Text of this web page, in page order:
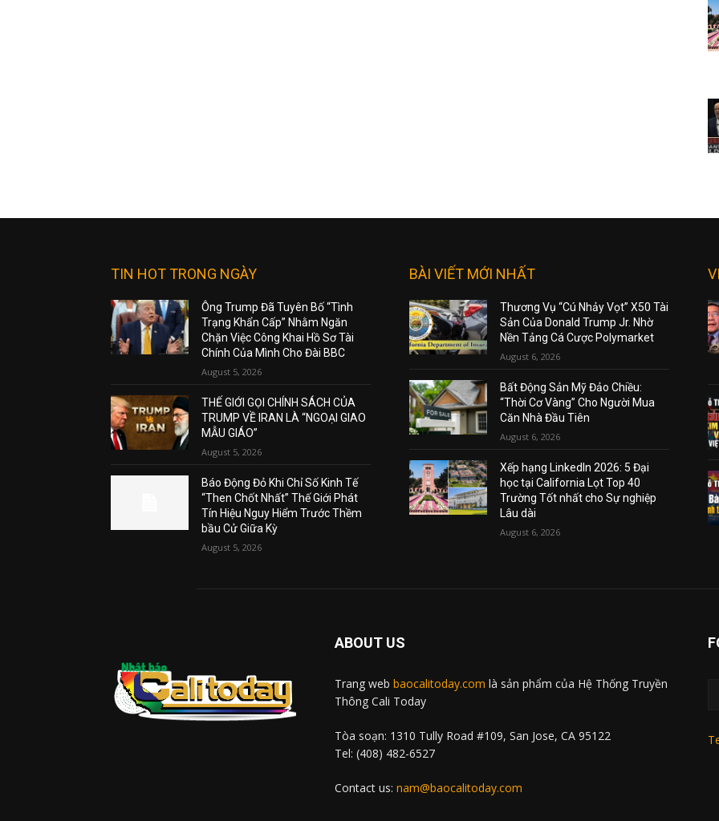
TIN HOT TRONG NGÀY
Ông Trump Đã Tuyên Bố “Tình
Trạng Khẩn Cấp” Nhằm Ngăn
Chặn Việc Công Khai Hồ Sơ Tài
Chính Của Mình Cho Đài BBC
August 5, 2026
THẾ GIỚI GỌI CHÍNH SÁCH CỦA
TRUMP VỀ IRAN LÀ “NGOẠI GIAO
MẪU GIÁO”
August 5, 2026
Báo Động Đỏ Khi Chỉ Số Kinh Tế
“Then Chốt Nhất” Thế Giới Phát
Tín Hiệu Nguy Hiểm Trước Thềm
bầu Cử Giữa Kỳ
August 5, 2026
BÀI VIẾT MỚI NHẤT
Thương Vụ “Cú Nhảy Vọt” X50 Tài
Sản Của Donald Trump Jr. Nhờ
Nền Tảng Cá Cược Polymarket
August 6, 2026
Bất Động Sản Mỹ Đảo Chiều:
“Thời Cơ Vàng” Cho Người Mua
Căn Nhà Đầu Tiên
August 6, 2026
Xếp hạng LinkedIn 2026: 5 Đại
học tại California Lọt Top 40
Trường Tốt nhất cho Sự nghiệp
Lâu dài
August 6, 2026
ABOUT US
Trang web baocalitoday.com là sản phẩm của Hệ Thống Truyền
Thông Cali Today
Tòa soạn: 1310 Tully Road #109, San Jose, CA 95122
Tel: (408) 482-6527
Contact us: nam@baocalitoday.com